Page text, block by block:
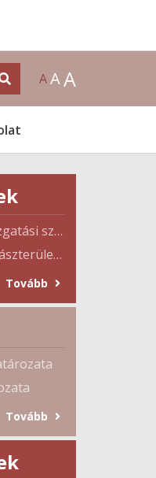
AAA
Hirdetmény - igazgatási szünet
Hirdetmény - vadászterület tulajdonosi gyűlés
Tovább
Tovább